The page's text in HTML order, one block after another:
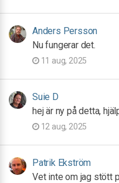
Anders Persson
Nu fungerar det.
11 aug, 2025
Suie D
hej är ny på detta,
12 aug, 2025
Patrik Ekström
Vet inte om jag stött